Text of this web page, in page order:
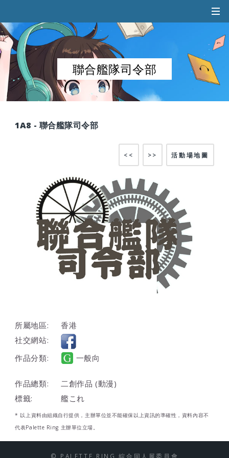
聯合艦隊司令部
1A8 - 聯合艦隊司令部
活動場地圖
>>
<<
所屬地區:
香港
社交網站:
作品分類:
一般向
作品總類:
二創作品 (動漫)
標籤:
艦これ
* 以上資料由組織自行提供，主辦單位並不能確保以上資訊的準確性，資料內容不
代表Palette Ring 主辦單位立場。
© PALETTE RING 綜合同人展委員會